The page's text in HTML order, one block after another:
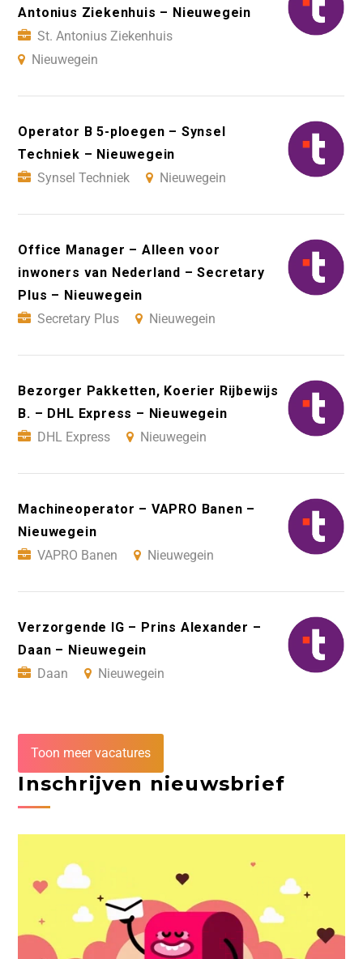
Antonius Ziekenhuis – Nieuwegein
St. Antonius Ziekenhuis
Nieuwegein
Operator B 5-ploegen – Synsel
Techniek – Nieuwegein
Synsel Techniek
Nieuwegein
Office Manager – Alleen voor
inwoners van Nederland – Secretary
Plus – Nieuwegein
Secretary Plus
Nieuwegein
Bezorger Pakketten, Koerier Rijbewijs
B. – DHL Express – Nieuwegein
DHL Express
Nieuwegein
Machineoperator – VAPRO Banen –
Nieuwegein
VAPRO Banen
Nieuwegein
Verzorgende IG – Prins Alexander –
Daan – Nieuwegein
Daan
Nieuwegein
Toon meer vacatures
Inschrijven nieuwsbrief